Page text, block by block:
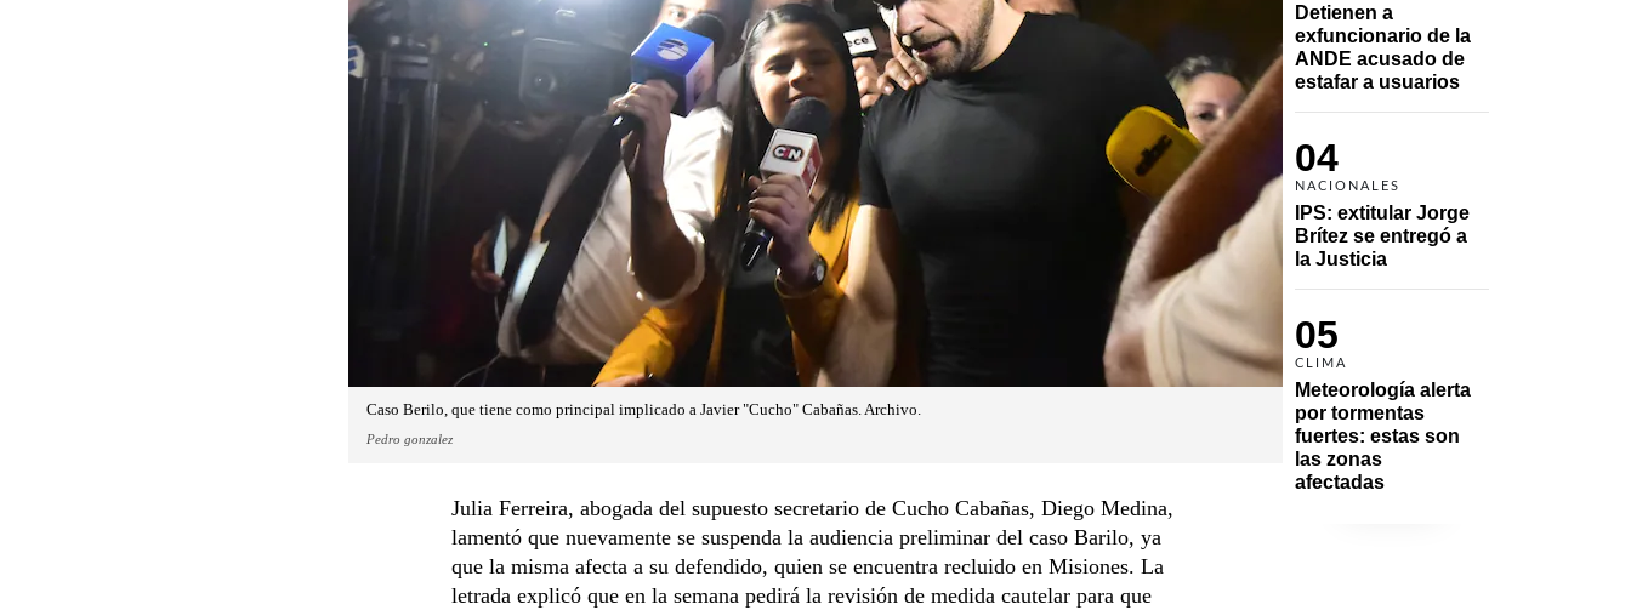
Detienen a
exfuncionario de la
ANDE acusado de
estafar a usuarios
04
NACIONALES
IPS: extitular Jorge
Brítez se entregó a
la Justicia
05
CLIMA
Meteorología alerta
por tormentas
fuertes: estas son
las zonas
afectadas
Caso Berilo, que tiene como principal implicado a Javier "Cucho" Cabañas. Archivo.
Pedro gonzalez
Julia Ferreira, abogada del supuesto secretario de Cucho Cabañas, Diego Medina,
lamentó que nuevamente se suspenda la audiencia preliminar del caso Barilo, ya
que la misma afecta a su defendido, quien se encuentra recluido en Misiones. La
letrada explicó que en la semana pedirá la revisión de medida cautelar para que